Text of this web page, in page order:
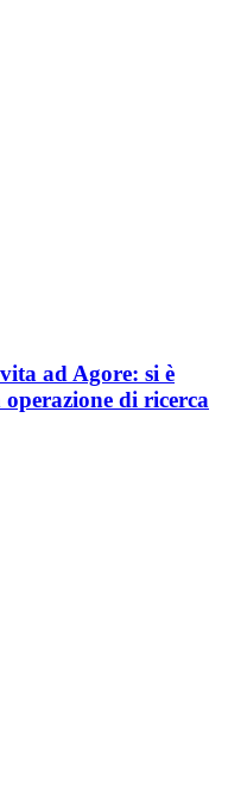
ad Agore: si è
di ricerca